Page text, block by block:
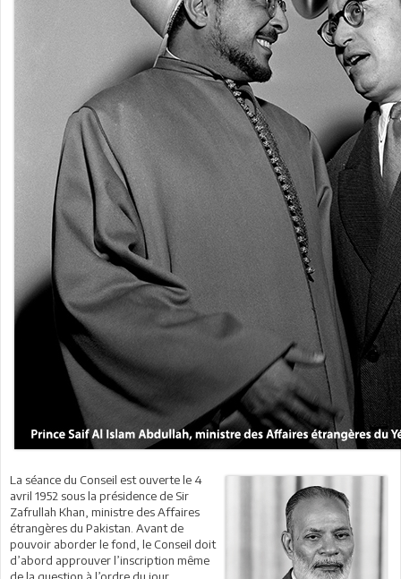
La séance du Conseil est ouverte le 4
avril 1952 sous la présidence de Sir
Zafrullah Khan, ministre des Affaires
étrangères du Pakistan. Avant de
pouvoir aborder le fond, le Conseil doit
d’abord approuver l’inscription même